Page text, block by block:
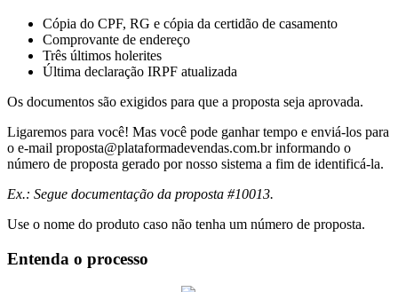
Cópia do CPF, RG e cópia da certidão de casamento
Comprovante de endereço
Três últimos holerites
Última declaração IRPF atualizada
Os documentos são exigidos para que a proposta seja aprovada.
Ligaremos para você! Mas você pode ganhar tempo e enviá-los para
o e-mail proposta@plataformadevendas.com.brinformando o
número de proposta gerado por nosso sistema a fim de identificá-la.
Ex.: Segue documentação da proposta #10013.
Use o nome do produto caso não tenha um número de proposta.
Entenda o processo